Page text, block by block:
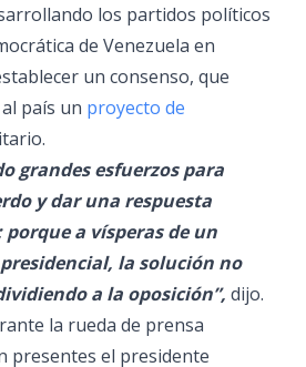
los partidos políticos
de Venezuela en
un consenso, que
país un proyecto de
grandes esfuerzos para
y dar una respuesta
a vísperas de un
la solución no
a la oposición”, dijo.
la rueda de prensa
presentes el presidente